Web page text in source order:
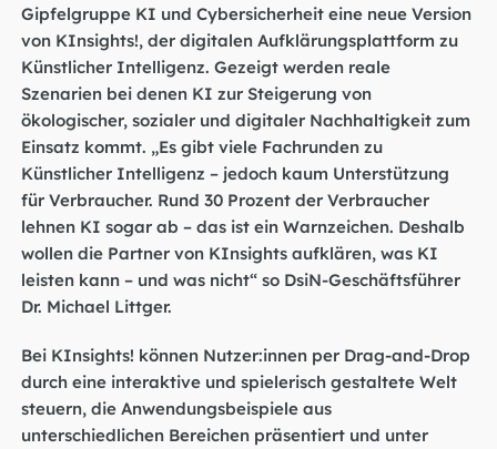
Gipfelgruppe KI und Cybersicherheit eine neue Version
von KInsights!, der digitalen Aufklärungsplattform zu
Künstlicher Intelligenz. Gezeigt werden reale
Szenarien bei denen KI zur Steigerung von
ökologischer, sozialer und digitaler Nachhaltigkeit zum
Einsatz kommt. „Es gibt viele Fachrunden zu
Künstlicher Intelligenz – jedoch kaum Unterstützung
für Verbraucher. Rund 30 Prozent der Verbraucher
lehnen KI sogar ab – das ist ein Warnzeichen. Deshalb
wollen die Partner von KInsights aufklären, was KI
leisten kann – und was nicht“ so DsiN-Geschäftsführer
Dr. Michael Littger.
Bei KInsights! können Nutzer:innen per Drag-and-Drop
durch eine interaktive und spielerisch gestaltete Welt
steuern, die Anwendungsbeispiele aus
unterschiedlichen Bereichen präsentiert und unter